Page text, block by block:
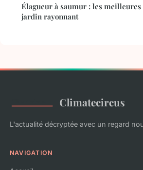
Élagueur à saumur : les meilleures
jardin rayonnant
Climatecircus
L'actualité décryptée avec un regard
NAVIGATION